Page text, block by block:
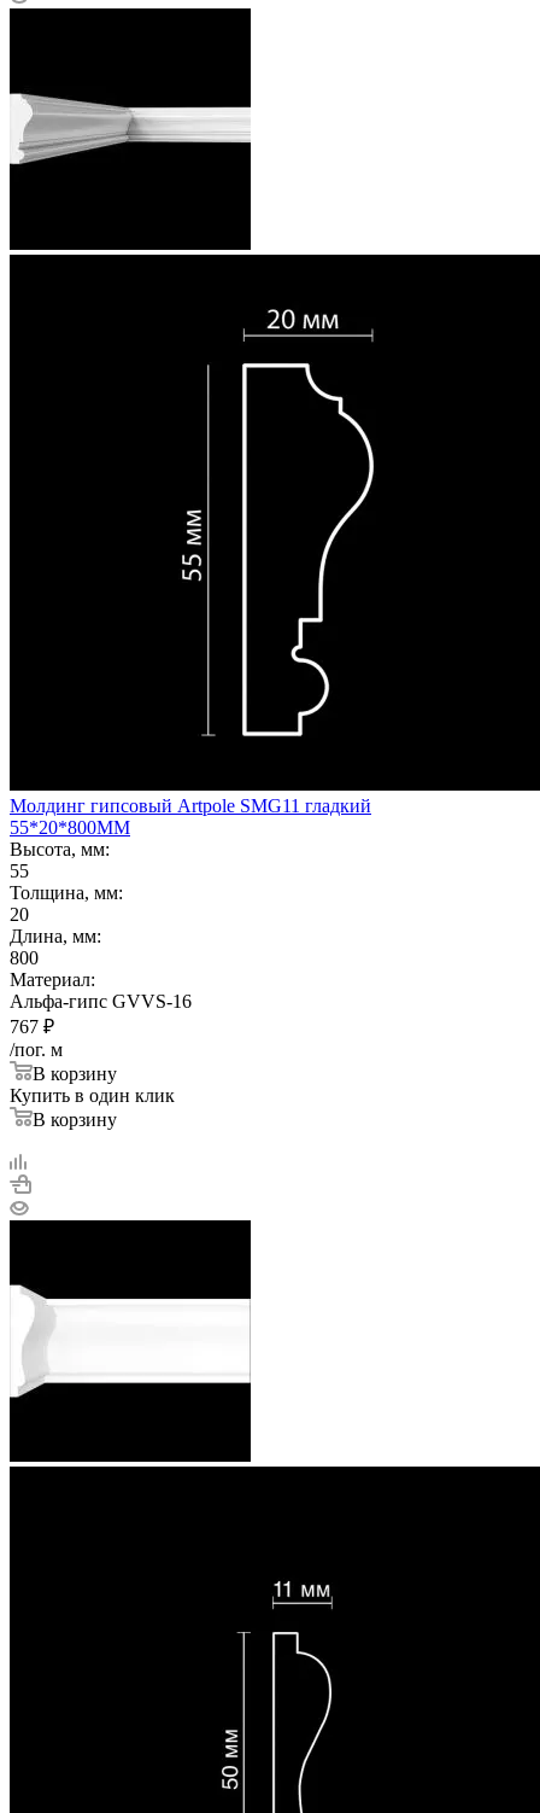
Молдинг гипсовый Artpole SMG11 гладкий
55*20*800ММ
Высота, мм:
55
Толщина, мм:
20
Длина, мм:
800
Материал:
Альфа-гипс GVVS-16
767 ₽
/пог. м
В корзину
Купить в один клик
В корзину